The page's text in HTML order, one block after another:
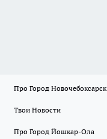
Про Город Новочебоксарск
Твои Новости
Про Город Йошкар-Ола